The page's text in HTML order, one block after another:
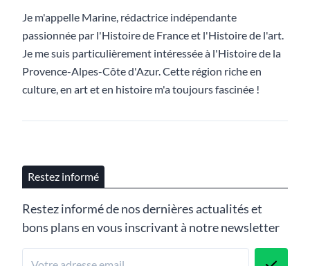
Je m'appelle Marine, rédactrice indépendante
passionnée par l'Histoire de France et l'Histoire de l'art.
Je me suis particulièrement intéressée à l'Histoire de la
Provence-Alpes-Côte d'Azur. Cette région riche en
culture, en art et en histoire m'a toujours fascinée !
Restez informé
Restez informé de nos dernières actualités et
bons plans en vous inscrivant à notre newsletter